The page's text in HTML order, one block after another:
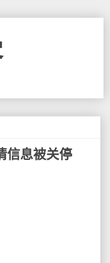
信息被关停